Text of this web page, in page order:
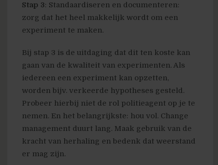
Stap 3: Standaardiseren en documenteren:
zorg dat het heel makkelijk wordt om een
experiment te maken.
Bij stap 3 is de uitdaging dat dit ten koste kan
gaan van de kwaliteit van experimenten. Als
iedereen een experiment kan opzetten,
worden bijv. verkeerde hypotheses gesteld.
Probeer hierbij niet de rol politieagent op je te
nemen. En het belangrijkste: hou vol. Change
management duurt lang. Maak gebruik van de
kracht van herhaling en bedenk dat weerstand
er mag zijn.